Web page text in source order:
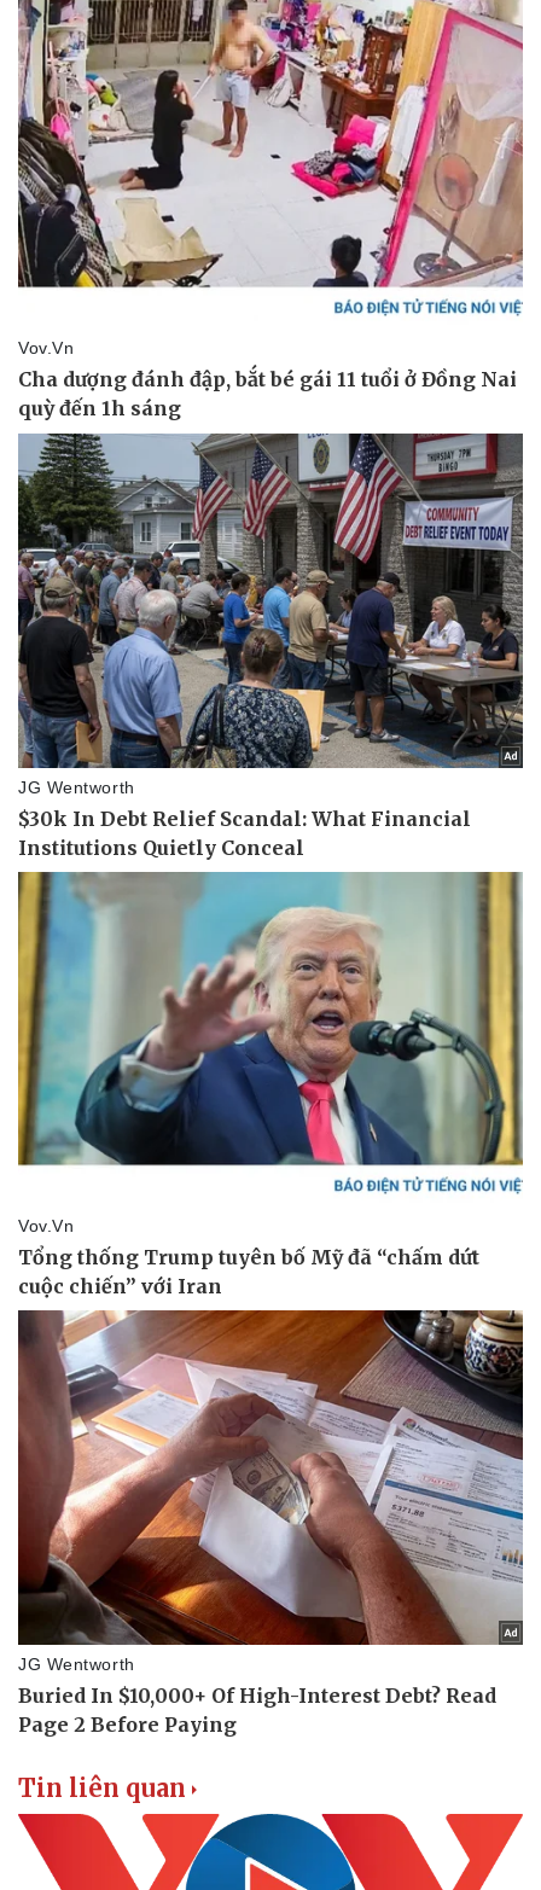
Thể thao
Bóng đá
Lịch thi đấu bóng đá
Thế giới thể thao
eSports
Hậu trường
Ô tô - Xe máy
Ô tô
Xe máy
Tư vấn
Doanh nghiệp
Thông tin doanh nghiệp
Doanh nghiệp 24h
Công nghệ
Sành điệu
Tin Công nghệ
Tin liên quan